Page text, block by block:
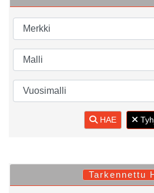
HAE
Tarkennettu